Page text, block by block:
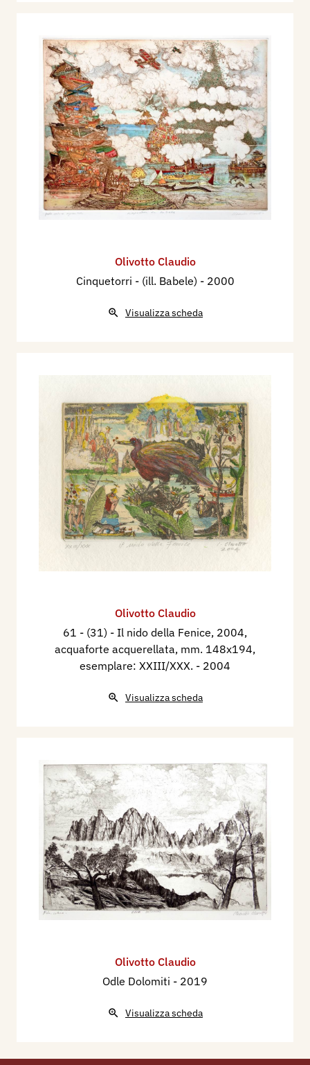
Olivotto Claudio
Cinquetorri - (ill. Babele) - 2000
Visualizza scheda
Olivotto Claudio
61 - (31) - Il nido della Fenice, 2004,
acquaforte acquerellata, mm. 148x194,
esemplare: XXIII/XXX. - 2004
Visualizza scheda
Olivotto Claudio
Odle Dolomiti - 2019
Visualizza scheda